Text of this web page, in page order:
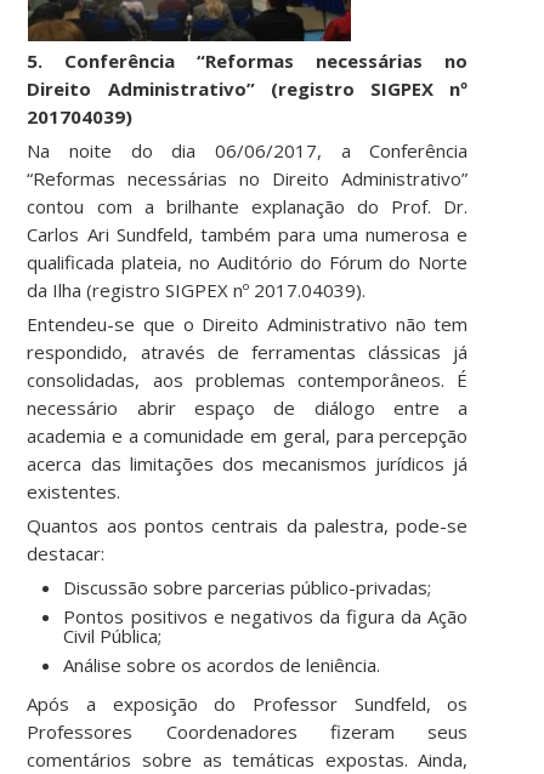
5. Conferência “Reformas necessárias no
Direito Administrativo” (registro SIGPEX nº
201704039)
Na noite do dia 06/06/2017, a Conferência
“Reformas necessárias no Direito Administrativo”
contou com a brilhante explanação do Prof. Dr.
Carlos Ari Sundfeld, também para uma numerosa e
qualificada plateia, no Auditório do Fórum do Norte
da Ilha (registro SIGPEX nº 2017.04039).
Entendeu-se que o Direito Administrativo não tem
respondido, através de ferramentas clássicas já
consolidadas, aos problemas contemporâneos. É
necessário abrir espaço de diálogo entre a
academia e a comunidade em geral, para percepção
acerca das limitações dos mecanismos jurídicos já
existentes.
Quantos aos pontos centrais da palestra, pode-se
destacar:
Discussão sobre parcerias público-privadas;
Pontos positivos e negativos da figura da Ação
Civil Pública;
Análise sobre os acordos de leniência.
Após a exposição do Professor Sundfeld, os
Professores Coordenadores fizeram seus
comentários sobre as temáticas expostas. Ainda,